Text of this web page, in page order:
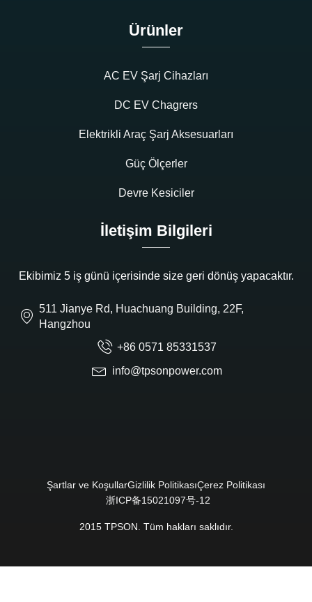
Ürünler
AC EV Şarj Cihazları
DC EV Chagrers
Elektrikli Araç Şarj Aksesuarları
Güç Ölçerler
Devre Kesiciler
İletişim Bilgileri
Ekibimiz 5 iş günü içerisinde size geri dönüş yapacaktır.
511 Jianye Rd, Huachuang Building, 22F,
Hangzhou
+86 0571 85331537
info@tpsonpower.com
Şartlar ve KoşullarGizlilik PolitikasıÇerez Politikası
浙ICP备15021097号-12
2015 TPSON. Tüm hakları saklıdır.